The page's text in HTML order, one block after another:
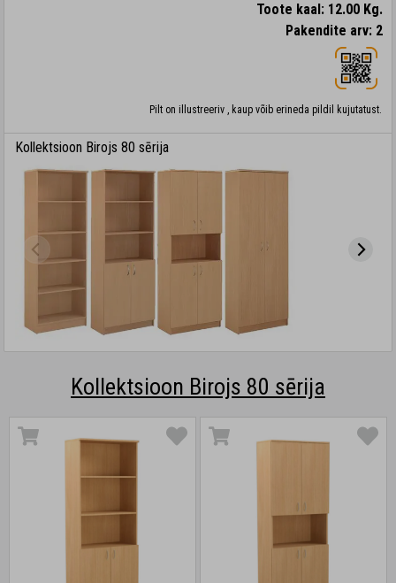
Toote kaal: 12.00 Kg.
Pakendite arv: 2
Pilt on illustreeriv , kaup võib erineda pildil kujutatust.
Kollektsioon Birojs 80 sērija
Kollektsioon Birojs 80 sērija